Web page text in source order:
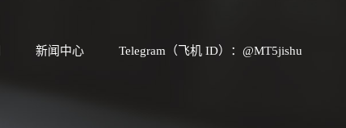
新闻中心 Telegram（飞机 ID）：@MT5jishu